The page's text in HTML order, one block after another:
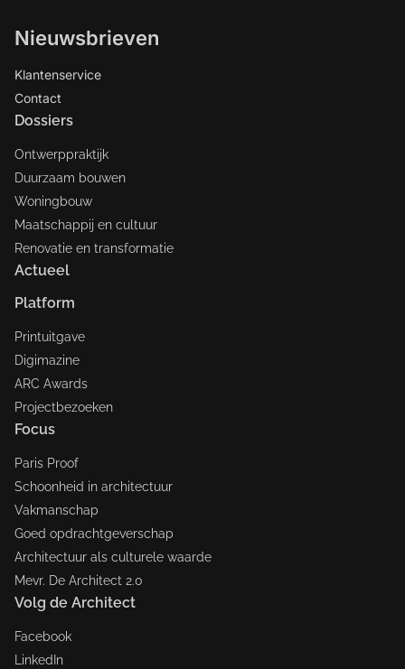
Nieuwsbrieven
Klantenservice
Contact
Dossiers
Ontwerppraktijk
Duurzaam bouwen
Woningbouw
Maatschappij en cultuur
Renovatie en transformatie
Actueel
Platform
Printuitgave
Digimazine
ARC Awards
Projectbezoeken
Focus
Paris Proof
Schoonheid in architectuur
Vakmanschap
Goed opdrachtgeverschap
Architectuur als culturele waarde
Mevr. De Architect 2.0
Volg de Architect
Facebook
LinkedIn